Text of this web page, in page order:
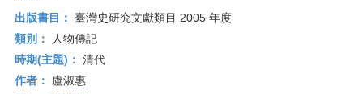
出版書目： 臺灣史研究文獻類目 2005 年度
類別：
人物傳記
時期(主題)： 清代
作者：
盧淑惠